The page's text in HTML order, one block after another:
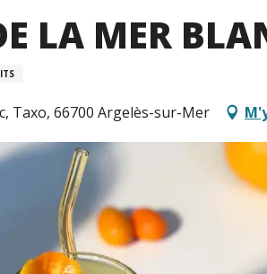
LA MER
Taxo, 66700 Argelès-sur-Mer